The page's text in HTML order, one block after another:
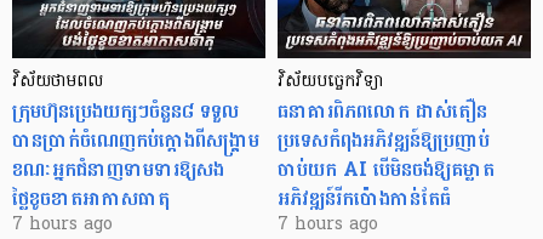
វិស័យថាមពល
ក្រុមហ៊ុនប្រេងយក្សៗចំនួន៨ ទទួល
បានប្រាក់ចំណេញកប់ក្តោងពីសង្គ្រាម
ខណៈអ្នកជំនាញទាមទារឱ្យសង
ថ្លៃខូចខាតអាកាសធាតុ
7 hours ago
វិស័យបច្ចេកវិទ្យា
ធនាគារពិភពលោក ដាស់តឿន
ប្រទេសកំពុងអភិវឌ្ឍន៍ឱ្យប្រញាប់
ចាប់យក AI បើមិនចង់ឱ្យគម្លាត
អភិវឌ្ឍន៍រីកប៉ោងកាន់តែធំ
7 hours ago